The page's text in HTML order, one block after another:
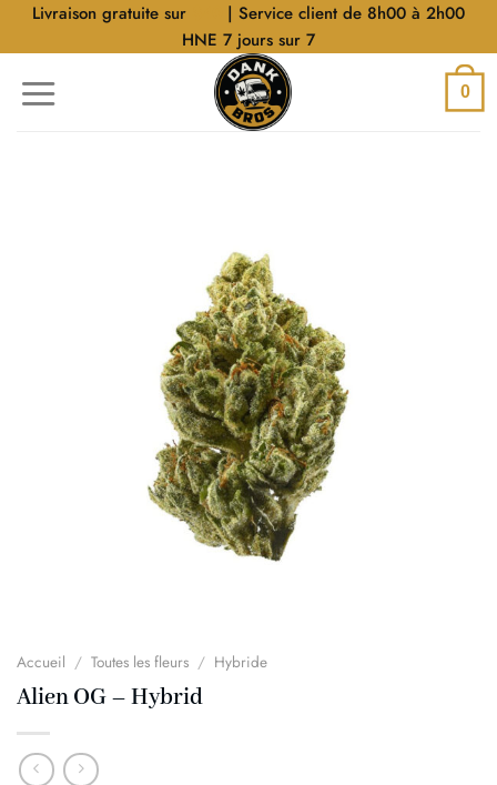
AllerLivraison gratuite sur
| Service client de 8h00 à 2h00
HNE 7 jours sur 7
0
Accueil / Toutes les fleurs / Hybride
Alien OG – Hybrid